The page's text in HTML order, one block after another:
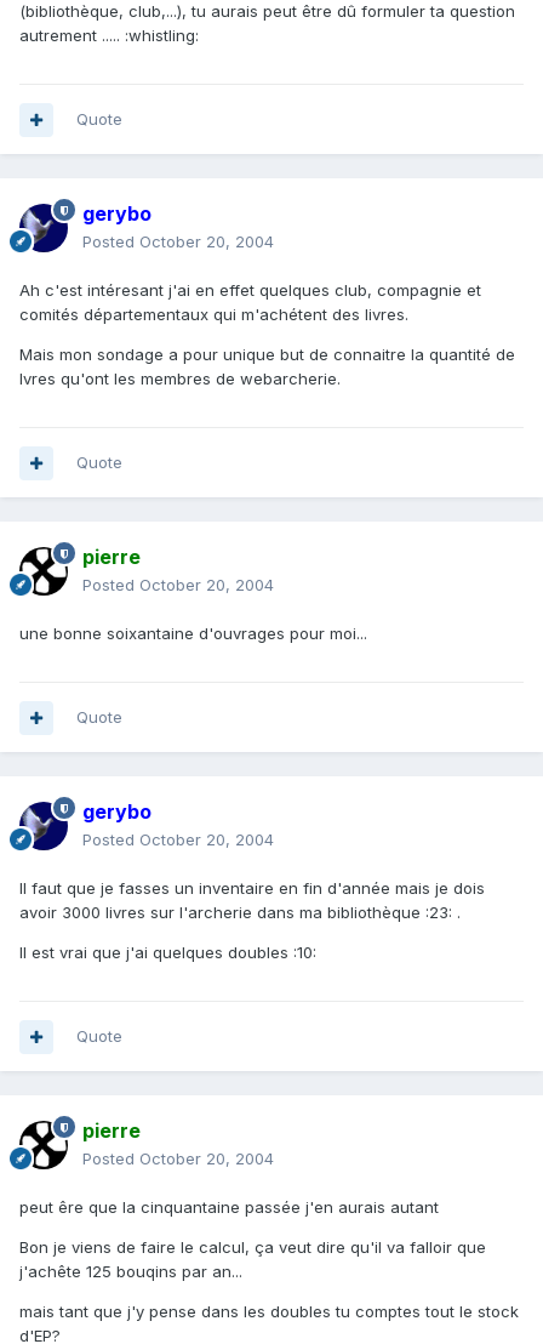
(bibliothèque, club,...), tu aurais peut être dû formuler ta question
autrement ..... :whistling:
Quote
gerybo
Posted October 20, 2004
Ah c'est intéresant j'ai en effet quelques club, compagnie et
comités départementaux qui m'achétent des livres.
Mais mon sondage a pour unique but de connaitre la quantité de
lvres qu'ont les membres de webarcherie.
Quote
pierre
Posted October 20, 2004
une bonne soixantaine d'ouvrages pour moi...
Quote
gerybo
Posted October 20, 2004
Il faut que je fasses un inventaire en fin d'année mais je dois
avoir 3000 livres sur l'archerie dans ma bibliothèque :23: .
Il est vrai que j'ai quelques doubles :10:
Quote
pierre
Posted October 20, 2004
peut êre que la cinquantaine passée j'en aurais autant
Bon je viens de faire le calcul, ça veut dire qu'il va falloir que
j'achête 125 bouqins par an...
mais tant que j'y pense dans les doubles tu comptes tout le stock
d'EP?